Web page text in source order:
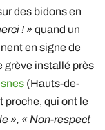
des bidons en
! » quand un
en signe de
grève installé près
(Hauts-de-
proche, qui ont le
», « Non-respect